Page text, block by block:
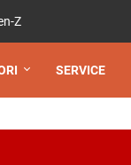
Z
SERVICE